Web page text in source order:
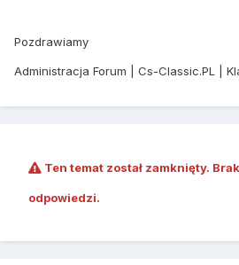
Pozdrawiamy
Administracja Forum | Cs-Classic.PL |
Ten temat został zamknięty.
odpowiedzi.